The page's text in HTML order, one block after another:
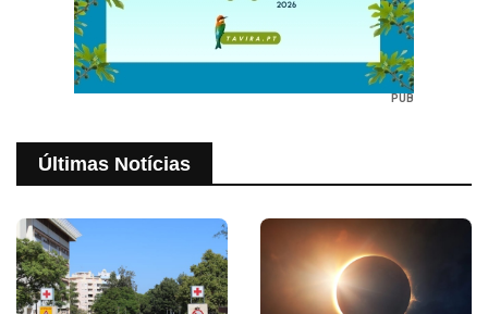
PUB
Últimas Notícias